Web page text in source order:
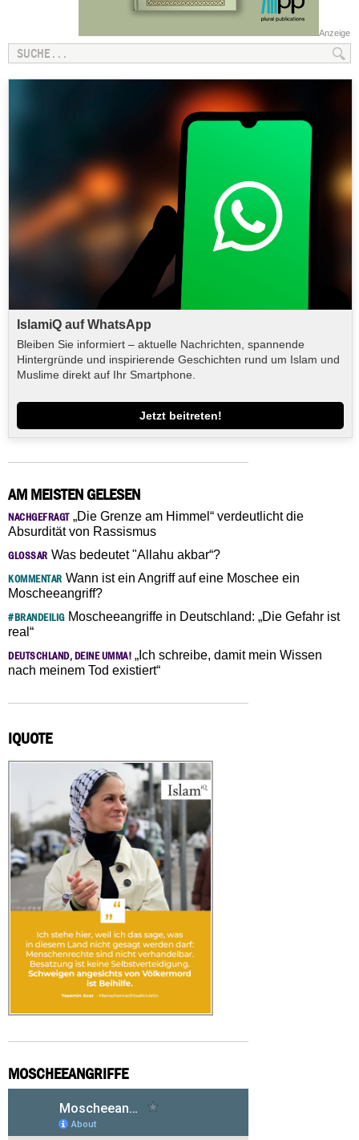
Anzeige
IslamiQ auf WhatsApp
Bleiben Sie informiert – aktuelle Nachrichten, spannende
Hintergründe und inspirierende Geschichten rund um Islam und
Muslime direkt auf Ihr Smartphone.
Jetzt beitreten!
AM MEISTEN GELESEN
NACHGEFRAGT„Die Grenze am Himmel“ verdeutlicht die
Absurdität von Rassismus
GLOSSAR Was bedeutet "Allahu akbar“?
KOMMENTAR Wann ist ein Angriff auf eine Moschee ein
Moscheeangriff?
#BRANDEILIGMoscheeangriffe in Deutschland: „Die Gefahr ist
real“
DEUTSCHLAND, DEINE UMMA! „Ich schreibe, damit mein Wissen
nach meinem Tod existiert“
IQUOTE
MOSCHEEANGRIFFE